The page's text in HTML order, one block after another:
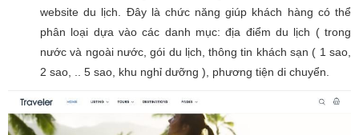
website du lịch. Đây là chức năng giúp khách hàng có thể
phân loại dựa vào các danh mục: địa điểm du lịch ( trong
nước và ngoài nước, gói du lịch, thông tin khách sạn ( 1 sao,
2 sao, .. 5 sao, khu nghỉ dưỡng ), phương tiện di chuyển.